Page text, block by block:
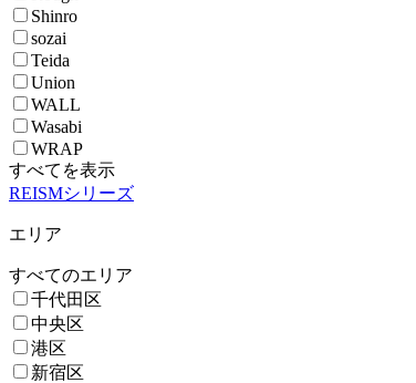
Shinro
sozai
Teida
Union
WALL
Wasabi
WRAP
すべてを表示
REISMシリーズ
エリア
すべてのエリア
千代田区
中央区
港区
新宿区